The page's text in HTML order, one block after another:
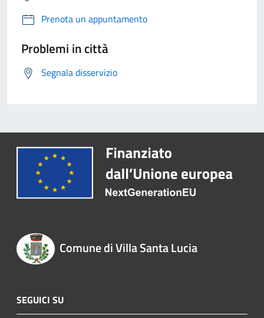
Prenota un appuntamento
Problemi in città
Segnala disservizio
Comune di Villa Santa Lucia
SEGUICI SU